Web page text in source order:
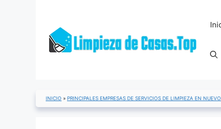
INICIO » PRINCIPALES EMPRESAS DE SERVICIOS DE LIMPIEZA EN